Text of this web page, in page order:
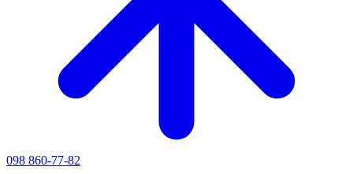
098 860-77-82